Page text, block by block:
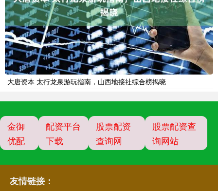
大唐资本 太行龙泉游玩指南，山西地接社综合榜揭晓
金御
优配
配资平台
下载
股票配资
查询网
股票配资查
询网站
友情链接：